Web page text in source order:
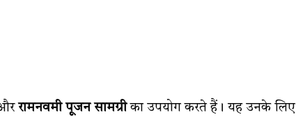
रामनवमी पूजन सामग्रीका उपयोग करते हैं। यह उनके लिए